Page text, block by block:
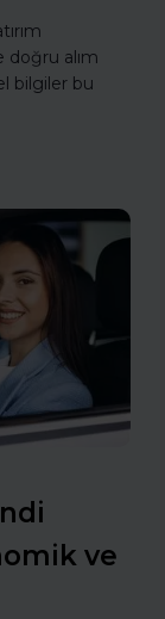
doğru alım
bilgiler bu
ve